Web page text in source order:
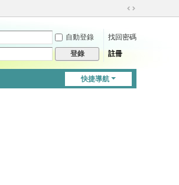
切
到
自動登錄
找回密碼
登錄 註冊
快捷導航